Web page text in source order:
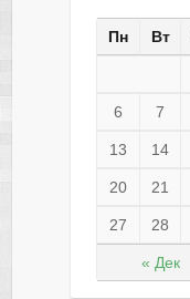
Пн Вт
« Дек
6 7
13 14
20 21
27 28